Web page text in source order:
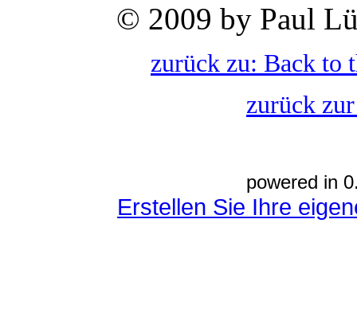
© 2009 by Paul
zurück zu: Back to
zurück
powered in
Erstellen Sie Ihre